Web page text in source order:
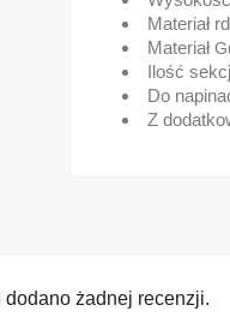
Materiał
Materiał
Ilość
Do
Z
dodano żadnej recenzji.